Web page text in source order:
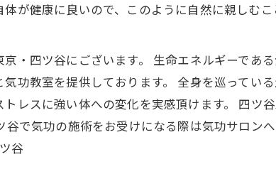
体が健康に良いので、このように自然に親しむこ
京・四ツ谷にございます。 生命エネルギーであ
気功教室を提供しております。 全身を巡ってい
トレスに強い体への変化を実感頂けます。 四ツ
谷で気功の施術をお受けになる際は気功サロン
谷